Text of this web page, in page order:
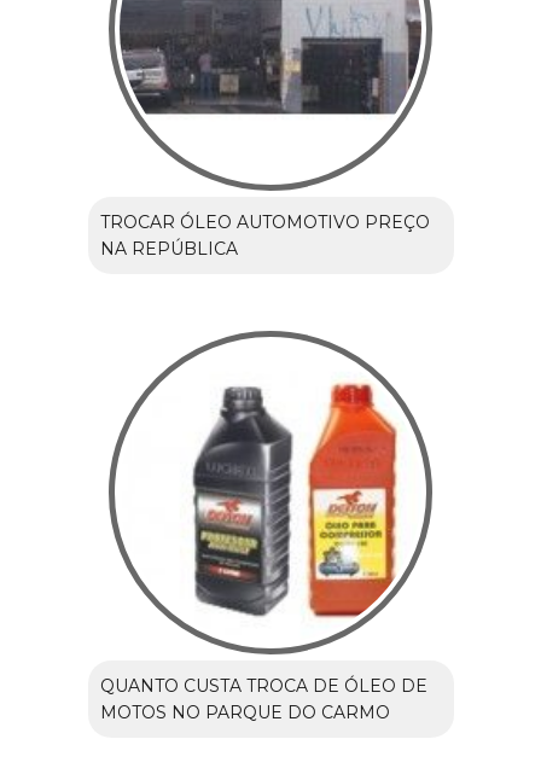
TROCAR ÓLEO AUTOMOTIVO PREÇO
NA REPÚBLICA
QUANTO CUSTA TROCA DE ÓLEO DE
MOTOS NO PARQUE DO CARMO